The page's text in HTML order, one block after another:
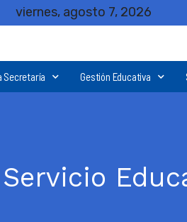
viernes, agosto 7, 2026
Secretaría Gestión Educativa